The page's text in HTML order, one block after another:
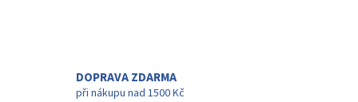
DOPRAVA ZDARMA
při nákupu nad 1500 Kč